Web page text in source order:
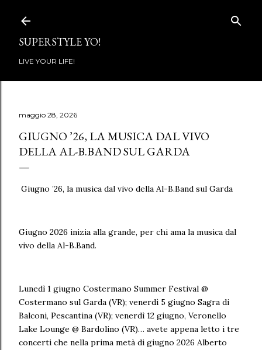
SUPERSTYLE YO!
LIVE YOUR LIFE!
maggio 28, 2026
GIUGNO ’26, LA MUSICA DAL VIVO
DELLA AL-B.BAND SUL GARDA
Giugno ’26, la musica dal vivo della Al-B.Band sul Garda
Giugno 2026 inizia alla grande, per chi ama la musica dal
vivo della Al-B.Band.
Lunedì 1 giugno Costermano Summer Festival @
Costermano sul Garda (VR); venerdì 5 giugno Sagra di
Balconi, Pescantina (VR); venerdì 12 giugno, Veronello
Lake Lounge @ Bardolino (VR)… avete appena letto i tre
concerti che nella prima metà di giugno 2026 Alberto